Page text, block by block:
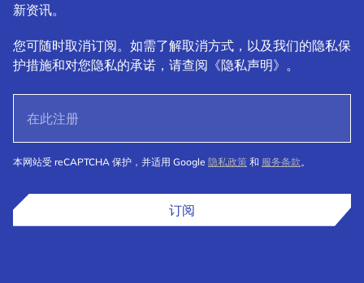
新资讯。
您可随时取消订阅。如需了解取消方式，以及我们的隐私保
护措施和对您隐私的承诺，请查阅《隐私声明》。
本网站受 reCAPTCHA 保护，并适用 Google 隐私政策 和 服务条款 。
订阅